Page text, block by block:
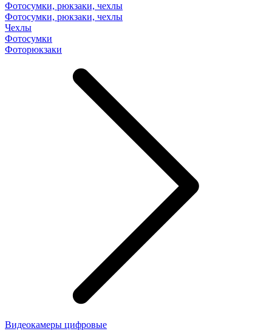
Фотосумки, рюкзаки, чехлы
Фотосумки, рюкзаки, чехлы
Чехлы
Фотосумки
Фоторюкзаки
Видеокамеры цифровые